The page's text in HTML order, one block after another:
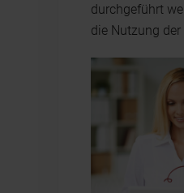
durchgeführt
die Nutzung